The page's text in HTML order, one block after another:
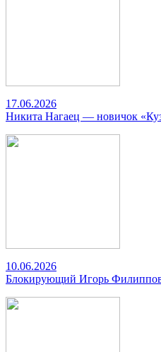
17.06.2026
Никита Нагаец — новичок
10.06.2026
Блокирующий Игорь Филиппов